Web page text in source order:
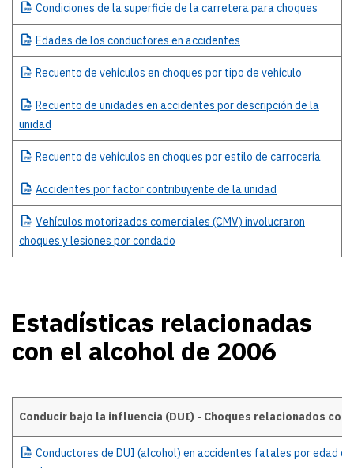
Condiciones de la superficie de la carretera para choques
Edades de los conductores en accidentes
Recuento de vehículos en choques por tipo de vehículo
Recuento de unidades en accidentes por descripción de la
unidad
Recuento de vehículos en choques por estilo de carrocería
Accidentes por factor contribuyente de la unidad
Vehículos motorizados comerciales (CMV) involucraron
choques y lesiones por condado
Estadísticas relacionadas
con el alcohol de 2006
Estadísticas relacionadas con el alcohol de 2006
Conducir bajo la influencia (DUI) - Choques relacionados con
Conductores de DUI (alcohol) en accidentes fatales por edad